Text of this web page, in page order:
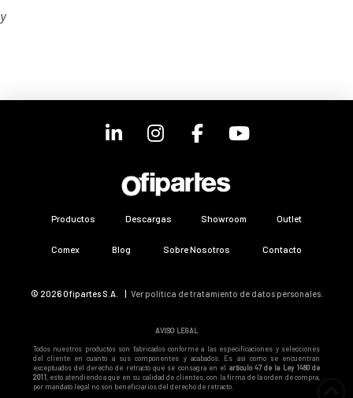
y
Productos Descargas Showroom Outlet
Comex Blog Sobre Nosotros Contacto
© 2026 Ofipartes S.A. | Ver política de tratamiento de datos personales.
AVISO LEGAL
Todos nuestros productos son fabricados conforme a las especificaciones y selecciones
del cliente en cuanto a sus componentes y acabados. Es así como se encuentran
exceptuados del derecho de retracto que se consagra en el artículo 47 de la Ley 1480 de
2011, esto atendiendo a que en su calidad de clientes, con la firma de la orden de compra,
por mandato legal no son beneficiarios del derecho de retracto.